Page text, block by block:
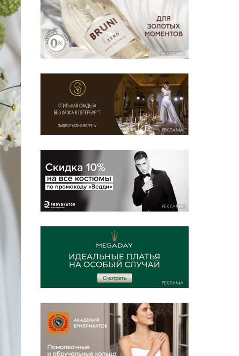
РЕКЛАМА
РЕКЛАМА
РЕКЛАМА
РЕКЛАМА